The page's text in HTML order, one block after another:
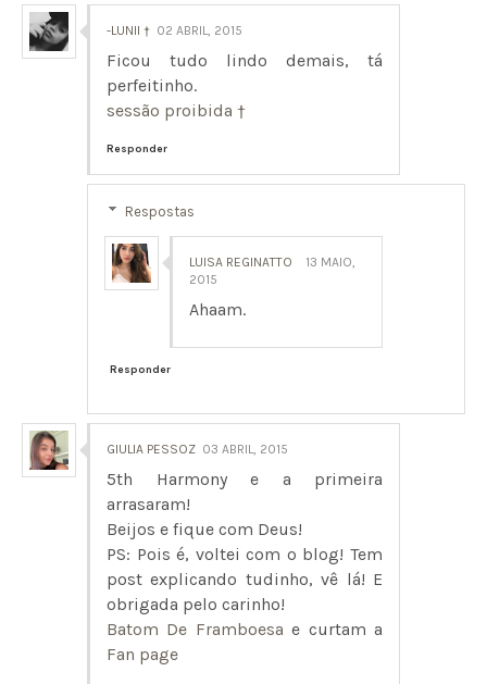
-LUNII † 02 ABRIL, 2015
Ficou tudo lindo demais, tá
perfeitinho.
sessão proibida †
Responder
Respostas
LUISA REGINATTO
13 MAIO,
2015
Ahaam.
Responder
GIULIA PESSOZ 03 ABRIL, 2015
5th Harmony e a primeira
arrasaram!
Beijos e fique com Deus!
PS: Pois é, voltei com o blog! Tem
post explicando tudinho, vê lá! E
obrigada pelo carinho!
Batom De Framboesa e curtam a
Fan page